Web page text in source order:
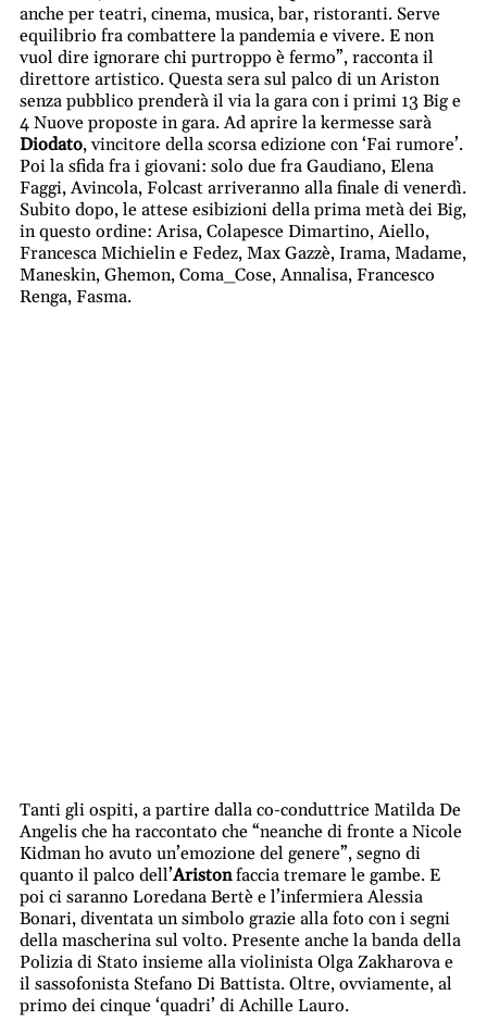
anche per teatri, cinema, musica, bar, ristoranti. Serve
equilibrio fra combattere la pandemia e vivere. E non
vuol dire ignorare chi purtroppo è fermo”, racconta il
direttore artistico. Questa sera sul palco di un Ariston
senza pubblico prenderà il via la gara con i primi 13 Big e
4 Nuove proposte in gara. Ad aprire la kermesse sarà
Diodato, vincitore della scorsa edizione con ‘Fai rumore’.
Poi la sfida fra i giovani: solo due fra Gaudiano, Elena
Faggi, Avincola, Folcast arriveranno alla finale di venerdì.
Subito dopo, le attese esibizioni della prima metà dei Big,
in questo ordine: Arisa, Colapesce Dimartino, Aiello,
Francesca Michielin e Fedez, Max Gazzè, Irama, Madame,
Maneskin, Ghemon, Coma_Cose, Annalisa, Francesco
Renga, Fasma.
Tanti gli ospiti, a partire dalla co-conduttrice Matilda De
Angelis che ha raccontato che “neanche di fronte a Nicole
Kidman ho avuto un’emozione del genere”, segno di
quanto il palco dell’Aristonfaccia tremare le gambe. E
poi ci saranno Loredana Bertè e l’infermiera Alessia
Bonari, diventata un simbolo grazie alla foto con i segni
della mascherina sul volto. Presente anche la banda della
Polizia di Stato insieme alla violinista Olga Zakharova e
il sassofonista Stefano Di Battista. Oltre, ovviamente, al
primo dei cinque ‘quadri’ di Achille Lauro.